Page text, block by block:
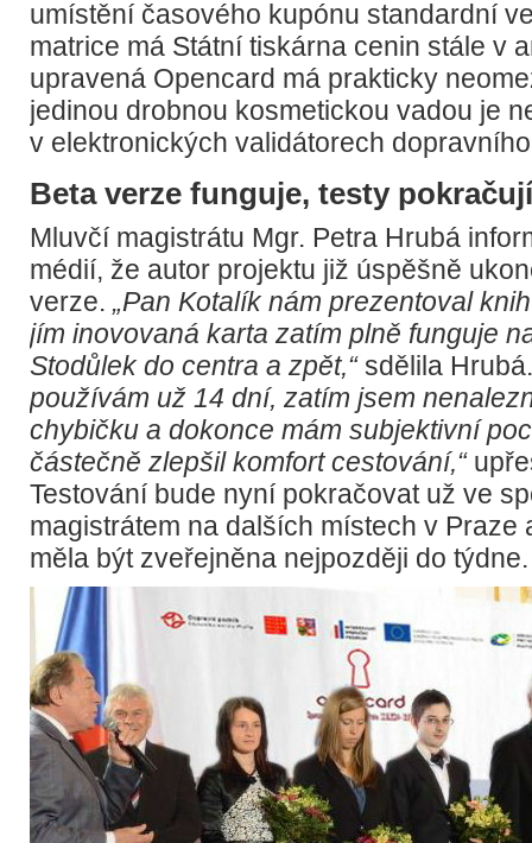
umístění časového kupónu standardní
matrice má Státní tiskárna cenin stále v
upravená Opencard má prakticky
jedinou drobnou kosmetickou vadou je
v elektronických validátorech
Beta verze funguje, testy pokračují
Mluvčí magistrátu Mgr. Petra Hrubá
médií, že autor projektu již úspěšně
verze. „Pan Kotalík nám prezentoval
jím inovovaná karta zatím plně funguje
Stodůlek do centra a zpět,“sdělila
používám už 14 dní, zatím jsem
chybičku a dokonce mám subjektivní
částečně zlepšil komfort cestování,“
Testování bude nyní pokračovat už ve
magistrátem na dalších místech v Praze
měla být zveřejněna nejpozději do týdne.